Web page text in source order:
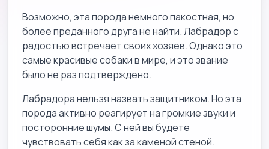
Возможно, эта порода немного пакостная, но
более преданного друга не найти. Лабрадор с
радостью встречает своих хозяев. Однако это
самые красивые собаки в мире, и это звание
было не раз подтверждено.
Лабрадора нельзя назвать защитником. Но эта
порода активно реагирует на громкие звуки и
посторонние шумы. С ней вы будете
чувствовать себя как за каменой стеной.